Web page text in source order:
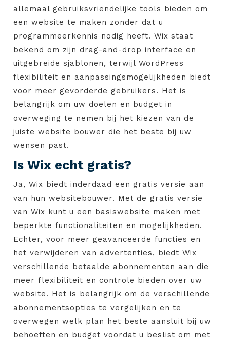
allemaal gebruiksvriendelijke tools bieden om
een website te maken zonder dat u
programmeerkennis nodig heeft. Wix staat
bekend om zijn drag-and-drop interface en
uitgebreide sjablonen, terwijl WordPress
flexibiliteit en aanpassingsmogelijkheden biedt
voor meer gevorderde gebruikers. Het is
belangrijk om uw doelen en budget in
overweging te nemen bij het kiezen van de
juiste website bouwer die het beste bij uw
wensen past.
Is Wix echt gratis?
Ja, Wix biedt inderdaad een gratis versie aan
van hun websitebouwer. Met de gratis versie
van Wix kunt u een basiswebsite maken met
beperkte functionaliteiten en mogelijkheden.
Echter, voor meer geavanceerde functies en
het verwijderen van advertenties, biedt Wix
verschillende betaalde abonnementen aan die
meer flexibiliteit en controle bieden over uw
website. Het is belangrijk om de verschillende
abonnementsopties te vergelijken en te
overwegen welk plan het beste aansluit bij uw
behoeften en budget voordat u beslist om met